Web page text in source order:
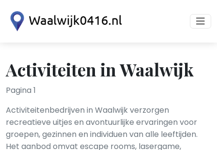
Activiteiten in Waalwijk
Pagina 1
Activiteitenbedrijven in Waalwijk verzorgen
recreatieve uitjes en avontuurlijke ervaringen voor
groepen, gezinnen en individuen van alle leeftijden.
Het aanbod omvat escape rooms, lasergame,